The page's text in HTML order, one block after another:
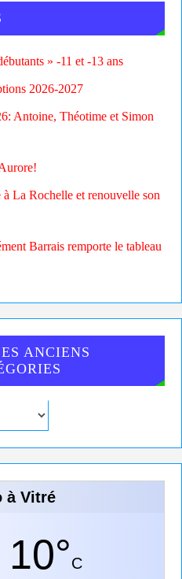
» -11 et -13 ans
2026-2027
Antoine, Théotime et Simon
à La Rochelle et renouvelle son
Barrais remporte le tableau
ANCIENS
à Vitré
10°C